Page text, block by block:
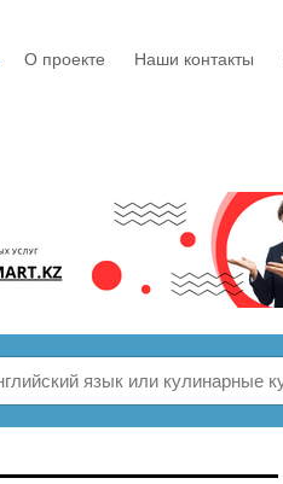
О проекте Наши контакты